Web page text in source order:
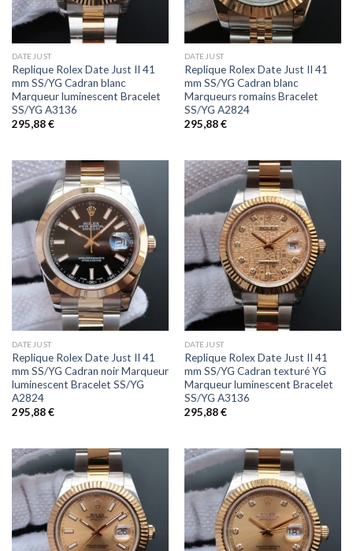
DATEJUST
Replique Rolex Date Just II 41
mm SS/YG Cadran blanc
Marqueur luminescent Bracelet
SS/YG A3136
295,88€
DATEJUST
Replique Rolex Date Just II 41
mm SS/YG Cadran blanc
Marqueurs romains Bracelet
SS/YG A2824
295,88€
DATEJUST
Replique Rolex Date Just II 41
mm SS/YG Cadran noir Marqueur
luminescent Bracelet SS/YG
A2824
295,88€
DATEJUST
Replique Rolex Date Just II 41
mm SS/YG Cadran texturé YG
Marqueur luminescent Bracelet
SS/YG A3136
295,88€